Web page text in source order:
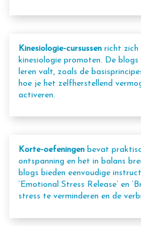
Kinesiologie-cursussen richt zich
kinesiologie promoten. De
leren valt, zoals de
hoe je het zelfherstellend
activeren.
Korte-oefeningen bevat
ontspanning en het in balans
blogs bieden eenvoudige
‘Emotional Stress Release’ en
stress te verminderen en de